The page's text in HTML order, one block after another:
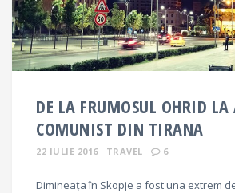
DE LA FRUMOSUL OHRID
COMUNIST DIN TIRANA
22 IULIE 2016 TRAVEL 6
Dimineața în Skopje a fost una extrem